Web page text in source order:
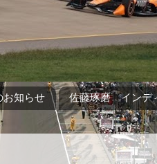
お知らせ
佐藤琢磨 インデ